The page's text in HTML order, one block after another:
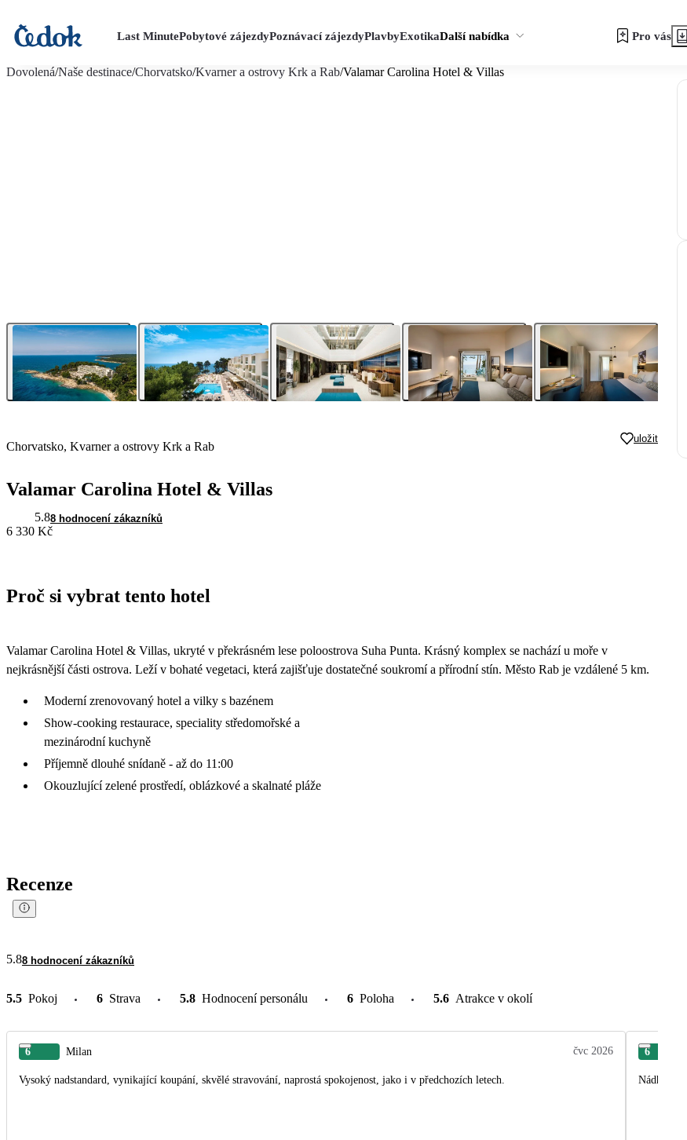
Last MinutePobytové zájezdyPoznávací zájezdyPlavbyExotikaDalší nabídka Pro vás
Dovolená/Naše destinace/Chorvatsko/Kvarner a ostrovy Krk a Rab/Valamar Carolina Hotel & Villas
Chorvatsko, Kvarner a ostrovy Krk a Rab
uložit
Valamar Carolina Hotel & Villas
5.88 hodnocení zákazníků
6 330 Kč
Proč si vybrat tento hotel
Valamar Carolina Hotel & Villas, ukryté v překrásném lese poloostrova Suha Punta. Krásný komplex se nachází u moře v
nejkrásnější části ostrova. Leží v bohaté vegetaci, která zajišťuje dostatečné soukromí a přírodní stín. Město Rab je vzdálené 5 km.
Moderní zrenovovaný hotel a vilky s bazénem
Show-cooking restaurace, speciality středomořské a
mezinárodní kuchyně
Příjemně dlouhé snídaně - až do 11:00
Okouzlující zelené prostředí, oblázkové a skalnaté pláže
Recenze
5.88 hodnocení zákazníků
5.5 Pokoj 6 Strava 5.8 Hodnocení personálu 6 Poloha 5.6 Atrakce v okolí
6 Milan čvc 2026
Vysoký nadstandard, vynikající koupání, skvělé stravování, naprostá spokojenost, jako i v předchozích letech.
6
Nádherná